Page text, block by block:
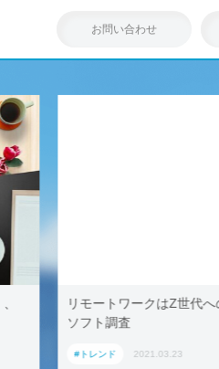
お問い合わせ
リモートワークはZ世代
ソフト調査
#トレンド 2021.03.23